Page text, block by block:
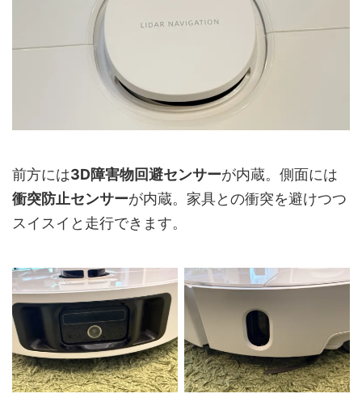
前方には3D障害物回避センサーが内蔵。側面には
衝突防止センサーが内蔵。家具との衝突を避けつつ
スイスイと走行できます。